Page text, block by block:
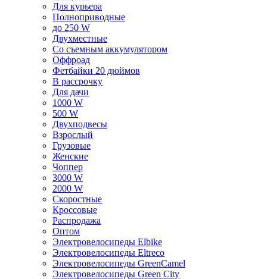
Для курьера
Полноприводные
до 250 W
Двухместные
Со съемным аккумулятором
Оффроад
Фетбайки 20 дюймов
В рассрочку
Для дачи
1000 W
500 W
Двухподвесы
Взрослый
Грузовые
Женские
Чоппер
3000 W
2000 W
Скоростные
Кроссовые
Распродажа
Оптом
Электровелосипеды Elbike
Электровелосипеды Eltreco
Электровелосипеды GreenCamel
Электровелосипеды Green City